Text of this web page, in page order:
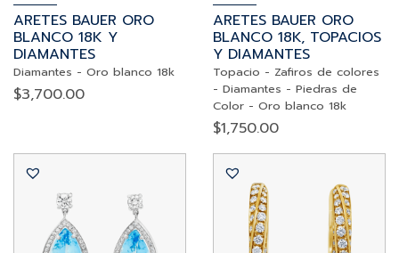
ARETES BAUER ORO
BLANCO 18K Y
DIAMANTES
Diamantes - Oro blanco 18k
$3,700.00
ARETES BAUER ORO
BLANCO 18K, TOPACIOS
Y DIAMANTES
Topacio - Zafiros de colores
- Diamantes - Piedras de
Color - Oro blanco 18k
$1,750.00